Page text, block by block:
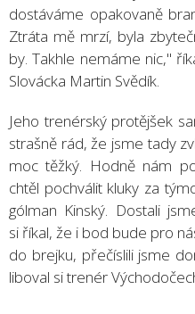
dostáváme opakovaně
Ztráta mě mrzí, byla
by. Takhle nemáme nic,"
Slovácka Martin Svědík.
Jeho trenérský protějšek
strašně rád, že jsme tady
moc těžký. Hodně nám
chtěl pochválit kluky za
gólman Kinský. Dostali
si říkal, že i bod bude pro
do brejku, přečíslili jsme
liboval si trenér